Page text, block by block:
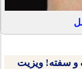
و سفته! ویزیت